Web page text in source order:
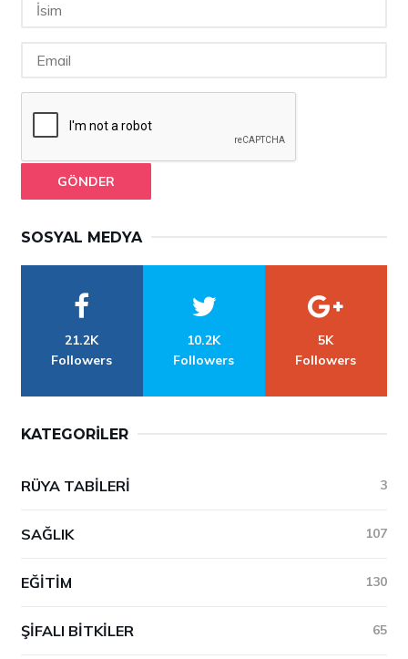
GÖNDER
SOSYAL MEDYA
21.2K
Followers
10.2K
Followers
5K
Followers
KATEGORILER
RÜYA TABILERI 3
SAĞLIK 107
EĞITIM 130
ŞIFALI BITKILER 65